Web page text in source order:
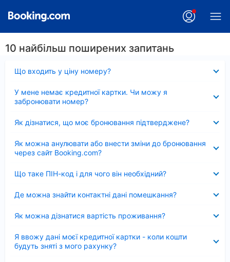
10 найбільш поширених запитань
Що входить у ціну номеру?
У мене немає кредитної картки. Чи можу я
забронювати номер?
Як дізнатися, що моє бронювання підтверджене?
Як можна анулювати або внести зміни до бронювання
через сайт Booking.com?
Що таке ПІН-код і для чого він необхідний?
Де можна знайти контактні дані помешкання?
Як можна дізнатися вартість проживання?
Я ввожу дані моєї кредитної картки - коли кошти
будуть зняті з мого рахунку?